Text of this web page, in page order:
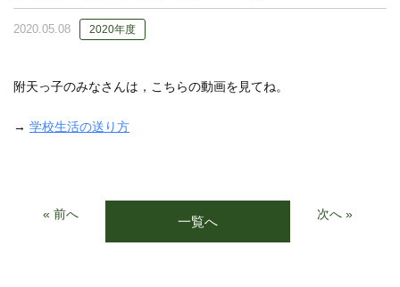
2020.05.08 2020年度
附天っ子のみなさんは，こちらの動画を見てね。
→ 学校生活の送り方
« 前へ 一覧へ 次へ »